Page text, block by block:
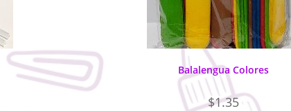
Balalengua Colores
$1.35